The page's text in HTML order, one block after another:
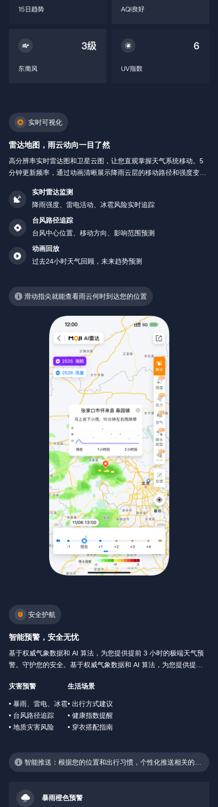
实时可视化
雷达地图，雨云动向一目了然
高分辨率实时雷达图和卫星云图，让您直观掌握天气系统移动。5
分钟更新频率，通过动画清晰展示降雨云层的移动路径和强度变
实时雷达监测
降雨强度、雷电活动、冰雹风险实时追踪
台风路径追踪
台风中心位置、移动方向、影响范围预测
动画回放
过去24小时天气回顾，未来趋势预测
滑动指尖就能查看雨云何时到达您的位置
安全护航
智能预警，安全无忧
基于权威气象数据和 AI 算法，为您提供提前 3 小时的极端天气预
警。守护您的安全。基于权威气象数据和 AI 算法，为您提供提前 3
灾害预警
• 暴雨、雷电、冰雹
• 台风路径追踪
• 地质灾害风险
生活场景
• 出行方式建议
• 健康指数提醒
• 穿衣搭配指南
智能推送：根据您的位置和出行习惯，个性化推送相关的天
暴雨橙色预警